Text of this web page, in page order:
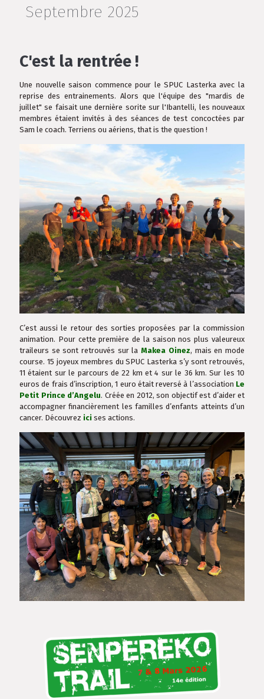
Septembre 2025
C'est la rentrée !
Une nouvelle saison commence pour le SPUC Lasterka avec la
reprise des entrainements. Alors que l'équipe des "mardis de
juillet" se faisait une dernière sorite sur l'Ibantelli, les nouveaux
membres étaient invités à des séances de test concoctées par
Sam le coach. Terriens ou aériens, that is the question !
C’est aussi le retour des sorties proposées par la commission
animation. Pour cette première de la saison nos plus valeureux
traileurs se sont retrouvés sur la Makea Oinez, mais en mode
course. 15 joyeux membres du SPUC Lasterka s’y sont retrouvés,
11 étaient sur le parcours de 22 km et 4 sur le 36 km. Sur les 10
euros de frais d’inscription, 1 euro était reversé à l’association Le
Petit Prince d’Angelu. Créée en 2012, son objectif est d’aider et
accompagner financièrement les familles d’enfants atteints d’un
cancer. Découvrez ici ses actions.